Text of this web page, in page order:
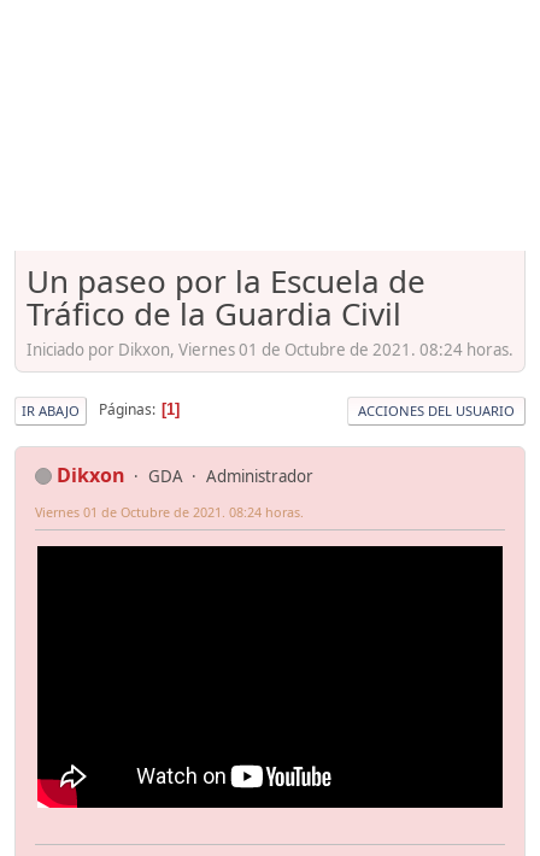
Un paseo por la Escuela de
Tráfico de la Guardia Civil
Iniciado por Dikxon, Viernes 01 de Octubre de 2021. 08:24 horas.
IR ABAJO Páginas 1 ACCIONES DEL USUARIO
Dikxon GDA Administrador
Viernes 01 de Octubre de 2021. 08:24 horas.